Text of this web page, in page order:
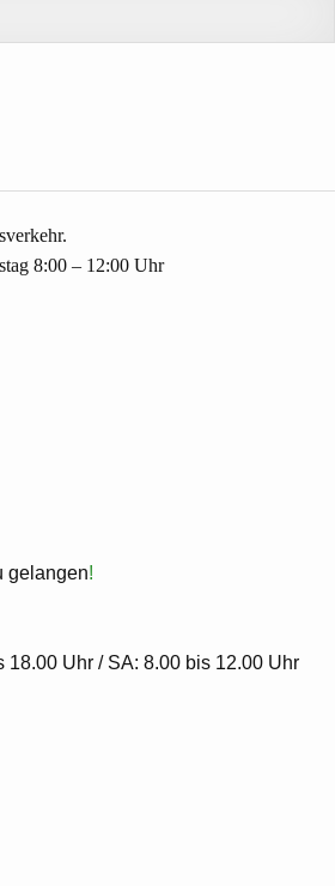
8:00 – 12:00 Uhr
gelangen!
Uhr / SA: 8.00 bis 12.00 Uhr